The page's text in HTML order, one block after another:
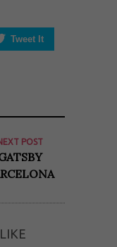
Tweet It
POST
que
la
Para
posible
tu